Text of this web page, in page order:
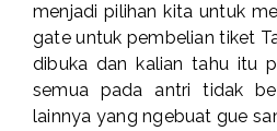
menjadi pilihan kita untuk
gate untuk pembelian tiket
dibuka dan kalian tahu itu
semua pada antri tidak
lainnya yang ngebuat gue